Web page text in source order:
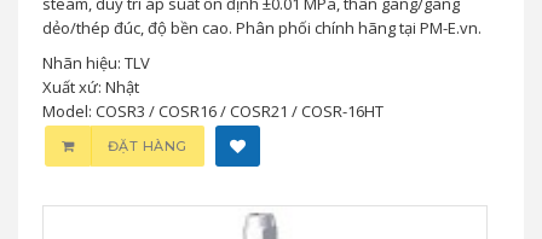
dẻo/thép đúc, độ bền cao. Phân phối chính hãng tại PM-E.vn.
Nhãn hiệu: TLV
Xuất xứ: Nhật
Model: COSR3 / COSR16 / COSR21 / COSR-16HT
ĐẶT HÀNG